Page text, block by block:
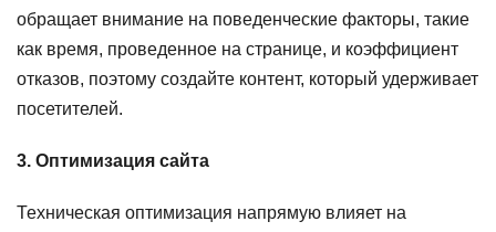
обращает внимание на поведенческие факторы, такие
как время, проведенное на странице, и коэффициент
отказов, поэтому создайте контент, который удерживает
посетителей.
3. Оптимизация сайта
Техническая оптимизация напрямую влияет на